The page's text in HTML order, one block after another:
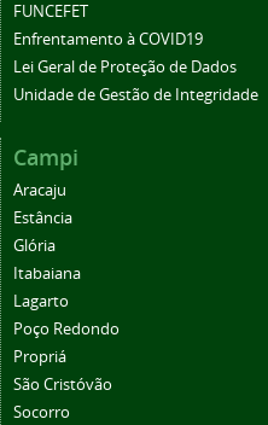
FUNCEFET
Enfrentamento à COVID19
Lei Geral de Proteção de Dados
Unidade de Gestão de Integridade
Campi
Aracaju
Estância
Glória
Itabaiana
Lagarto
Poço Redondo
Propriá
São Cristóvão
Socorro